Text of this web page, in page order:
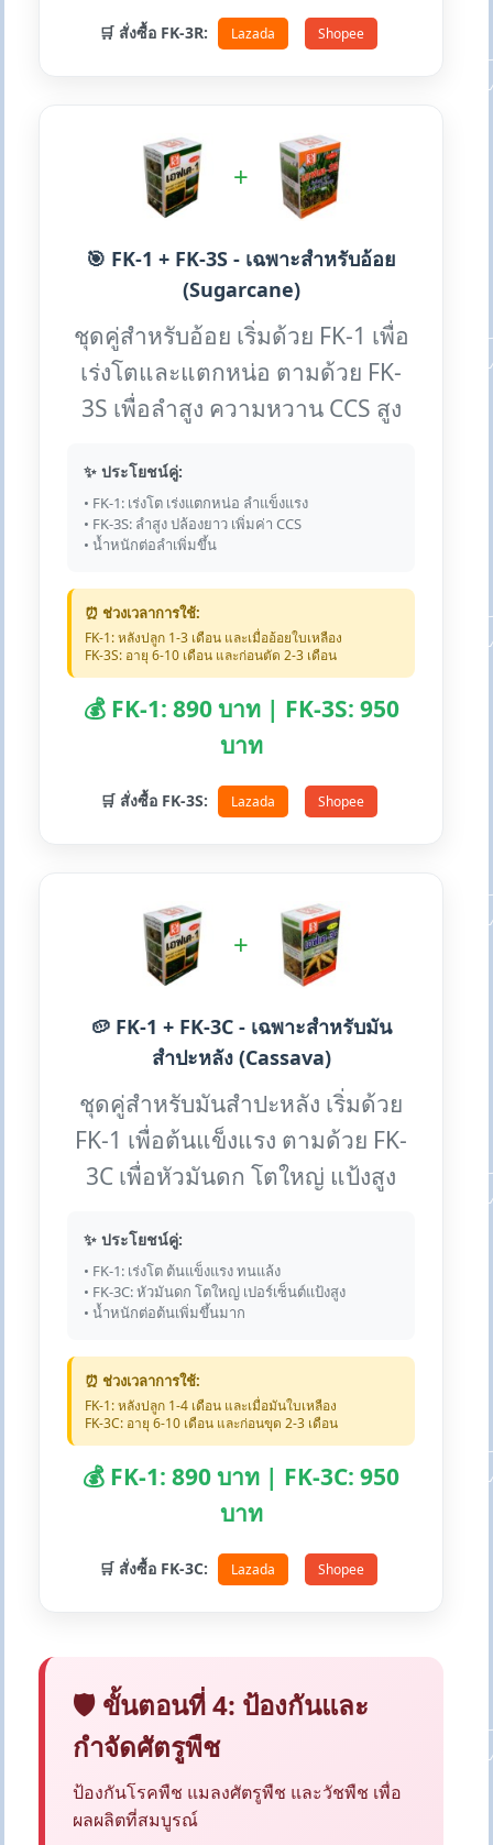
🛒 สั่งซื้อ FK-3R: Lazada Shopee
+
🎯 FK-1 + FK-3S - เฉพาะสำหรับอ้อย
(Sugarcane)
ชุดคู่สำหรับอ้อย เริ่มด้วย FK-1 เพื่อ
เร่งโตและแตกหน่อ ตามด้วย FK-
3S เพื่อลำสูง ความหวาน CCS สูง
✨ ประโยชน์คู่:
• FK-1: เร่งโต เร่งแตกหน่อ ลำแข็งแรง
• FK-3S: ลำสูง ปล้องยาว เพิ่มค่า CCS
• น้ำหนักต่อลำเพิ่มขึ้น
⏰ ช่วงเวลาการใช้:
FK-1: หลังปลูก 1-3 เดือน และเมื่ออ้อยใบเหลือง
FK-3S: อายุ 6-10 เดือน และก่อนตัด 2-3 เดือน
💰 FK-1: 890 บาท | FK-3S: 950
บาท
🛒 สั่งซื้อ FK-3S: Lazada Shopee
+
🥔 FK-1 + FK-3C - เฉพาะสำหรับมัน
สำปะหลัง (Cassava)
ชุดคู่สำหรับมันสำปะหลัง เริ่มด้วย
FK-1 เพื่อต้นแข็งแรง ตามด้วย FK-
3C เพื่อหัวมันดก โตใหญ่ แป้งสูง
✨ ประโยชน์คู่:
• FK-1: เร่งโต ต้นแข็งแรง ทนแล้ง
• FK-3C: หัวมันดก โตใหญ่ เปอร์เซ็นต์แป้งสูง
• น้ำหนักต่อต้นเพิ่มขึ้นมาก
⏰ ช่วงเวลาการใช้:
FK-1: หลังปลูก 1-4 เดือน และเมื่อมันใบเหลือง
FK-3C: อายุ 6-10 เดือน และก่อนขุด 2-3 เดือน
💰 FK-1: 890 บาท | FK-3C: 950
บาท
🛒 สั่งซื้อ FK-3C: Lazada Shopee
🛡️ ขั้นตอนที่ 4: ป้องกันและ
กำจัดศัตรูพืช
ป้องกันโรคพืช แมลงศัตรูพืช และวัชพืช เพื่อ
ผลผลิตที่สมบูรณ์